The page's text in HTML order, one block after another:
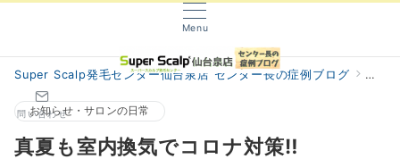
Menu
問い合わせ
Super Scalp発毛センター仙台泉店 センター長の症例ブログ 阿部
お知らせ・サロンの日常
真夏も室内換気でコロナ対策‼